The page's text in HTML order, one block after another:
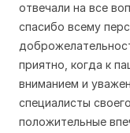
отвечали на все
спасибо всему
приятно, когда к
вниманием и
специалисты
положительные